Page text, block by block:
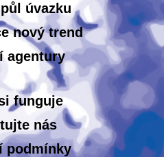
úvazku
nový trend
agentury
funguje
nás
podmínky